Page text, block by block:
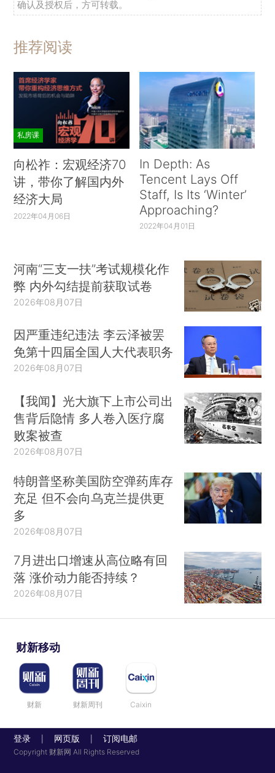
确认及授权后，方可转载。
推荐阅读
私房课
向松祚：宏观经济70
讲，带你了解国内外
经济大局
2022年04月06日
In Depth: As
Tencent Lays Off
Staff, Is Its ‘Winter’
Approaching?
2022年04月01日
河南“三支一扶”考试规模化作
弊 内外勾结提前获取试卷
2026年08月07日
因严重违纪违法 李云泽被罢
免第十四届全国人大代表职务
2026年08月07日
【我闻】光大旗下上市公司出
售背后隐情 多人卷入医疗腐
败案被查
2026年08月07日
特朗普坚称美国防空弹药库存
充足 但不会向乌克兰提供更
多
2026年08月07日
7月进出口增速从高位略有回
落 涨价动力能否持续？
2026年08月07日
财新移动
财新 财新周刊 Caixin
登录 网页版 订阅电邮
Copyright 财新网 All Rights Reserved